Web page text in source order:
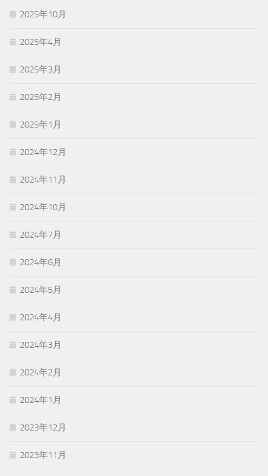
2025年10月
2025年4月
2025年3月
2025年2月
2025年1月
2024年12月
2024年11月
2024年10月
2024年7月
2024年6月
2024年5月
2024年4月
2024年3月
2024年2月
2024年1月
2023年12月
2023年11月